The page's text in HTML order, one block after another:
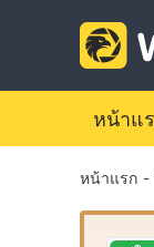
หน้าแ
หน้าแรก -